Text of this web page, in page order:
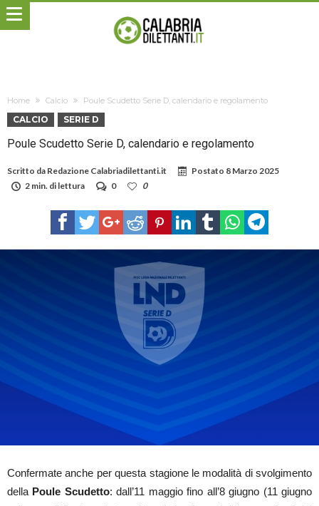
Home Calcio Poule Scudetto Serie D, calendario e regolamento
CALCIO SERIE D
Poule Scudetto Serie D, calendario e regolamento
Scritto da Redazione Calabriadilettanti.it Postato 8 Marzo 2025
2 min. di lettura
0 0
Confermate anche per questa stagione le modalità di svolgimento
della Poule Scudetto: dall’11 maggio fino all’8 giugno (11 giugno